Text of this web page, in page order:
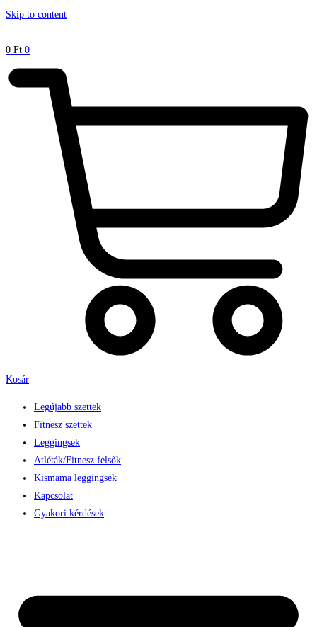
Skip to content
0 Ft 0
Kosár
Legújabb szettek
Fitnesz szettek
Leggingsek
Atléták/Fitnesz felsők
Kismama leggingsek
Kapcsolat
Gyakori kérdések